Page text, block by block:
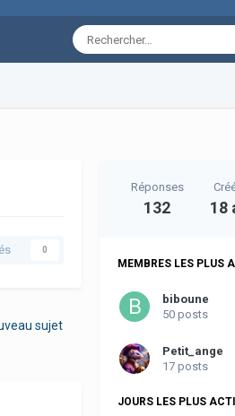
0
sujet
Réponses
132 18
MEMBRES LES PLUS
biboune
50 posts
Petit_ange
17 posts
JOURS LES PLUS